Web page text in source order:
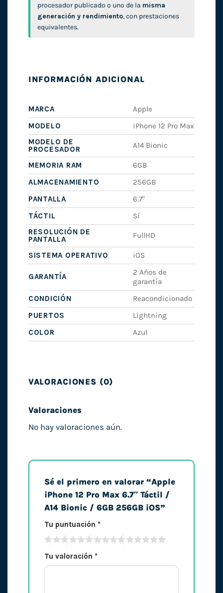
procesador publicado o uno de la misma
generación y rendimiento, con prestaciones
equivalentes.
INFORMACIÓN ADICIONAL
MARCA
Apple
MODELO
iPhone 12 Pro Max
MODELO DE
PROCESADOR
A14 Bionic
MEMORIA RAM
6GB
ALMACENAMIENTO
256GB
PANTALLA
6.7"
TÁCTIL
Sí
RESOLUCIÓN DE
PANTALLA
FullHD
SISTEMA OPERATIVO iOS
GARANTÍA
2 Años de
garantía
CONDICIÓN
Reacondicionado
PUERTOS
Lightning
COLOR
Azul
VALORACIONES (0)
Valoraciones
No hay valoraciones aún.
Sé el primero en valorar “Apple
iPhone 12 Pro Max 6.7″ Táctil /
A14 Bionic / 6GB 256GB iOS”
Tu puntuación *
Tu valoración *